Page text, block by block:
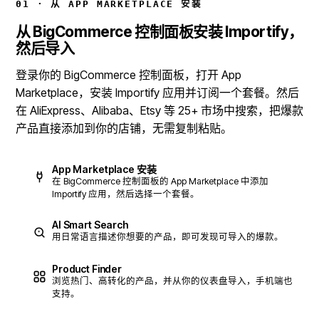
01 · 从 APP MARKETPLACE 安装
从 BigCommerce 控制面板安装 Importify，
然后导入
登录你的 BigCommerce 控制面板，打开 App
Marketplace，安装 Importify 应用并订阅一个套餐。然后
在 AliExpress、Alibaba、Etsy 等 25+ 市场中搜索，把爆款
产品直接添加到你的店铺，无需复制粘贴。
App Marketplace 安装
在 BigCommerce 控制面板的 App Marketplace 中添加
Importify 应用，然后选择一个套餐。
AI Smart Search
用日常语言描述你想要的产品，即可发现可导入的爆款。
Product Finder
浏览热门、高转化的产品，并从你的仪表盘导入，手机端也
支持。